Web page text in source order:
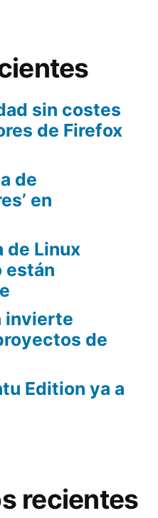
sin costes
de Firefox
de
en
de Linux
están
invierte
de
Edition ya a
recientes